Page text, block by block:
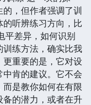
，但作者强调了训
听辨练习方向，比
平差异，如何识别
练方法，确实比我
重要的是，它对设
肯的建议。它不会
是教你如何在有限
的潜力，或者在升